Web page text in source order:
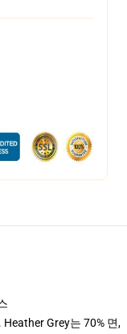
Grey는 70% 면,